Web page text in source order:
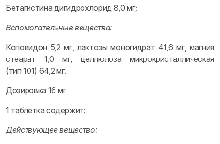
Бетагистина дигидрохлорид 8,0 мг;
Вспомогательные вещества:
Коповидон 5,2 мг, лактозы моногидрат 41,6 мг, магния
стеарат 1,0 мг, целлюлоза микрокристаллическая
(тип 101) 64,2 мг.
Дозировка 16 мг
1 таблетка содержит:
Действующее вещество: